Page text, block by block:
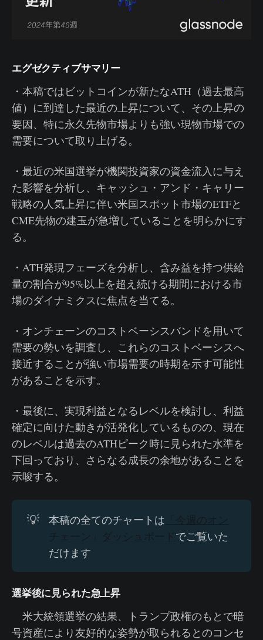
エグゼクティブサマリー
・本稿ではビットコインが新たなATH（過去最高
値）に到達した最近の上昇について、その上昇の
要因、特に永久先物市場よりも強い現物市場での
需要について取り上げる。
・最近の米国選挙が機関投資家の資金流入に与え
た影響を分析し、キャッシュ・アンド・キャリー
戦略の人気上昇に伴い米国スポット市場のETFと
CME先物の建玉が急増していることを明らかにす
る。
・ATH発現フェーズを分析し、含み益を持つ供給
量の割合が95%以上を超え続ける期間における市
場のダイナミクスに焦点を当てる。
・オンチェーンのコストベーシスバンドを用いて
需要の勢いを調査し、これらのコストベーシスへ
接近することが強い市場需要の時期を示す可能性
があることを示す。
・最後に、実現利益となるレベルを検討し、利益
確定に向けた動きが活発化しているものの、現在
のレベルは過去のATHピーク時に見られた水準を
下回っており、さらなる成長の余地があることを
示唆する。
💡 本稿の全てのチャートは 「今週のオン
チェーン」ダッシュボード でご覧いた
だけます
選挙後に見られた急上昇
米大統領選挙の結果、トランプ政権のもとで暗
号資産により友好的な姿勢が取られるとのコンセ